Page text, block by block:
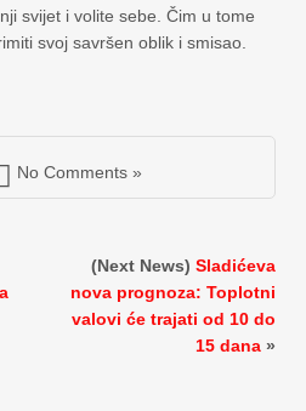
svijet i volite sebe. Čim u tome
svoj savršen oblik i smisao.
No Comments »
(Next News) Sladićeva
nova prognoza: Toplotni
valovi će trajati od 10 do
15 dana »